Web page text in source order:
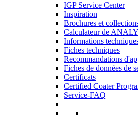
IGP Service Center
Inspiration
Brochures et
Calculateur de
Informations
Fiches techniques
Recommandations
Fiches de données de
Certificats
Certified Coater
Service-FAQ